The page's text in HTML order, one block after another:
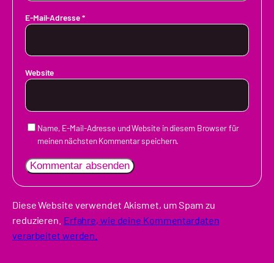
E-Mail-Adresse*
Website
Name, E-Mail-Adresse und Website in diesem Browser für
meinen nächsten Kommentar speichern.
Diese Website verwendet Akismet, um Spam zu
reduzieren. Erfahre, wie deine Kommentardaten
verarbeitet werden.